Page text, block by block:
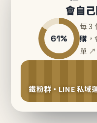
會自
61%
每 3
購
單 ↗
鐵粉群・LINE 私域